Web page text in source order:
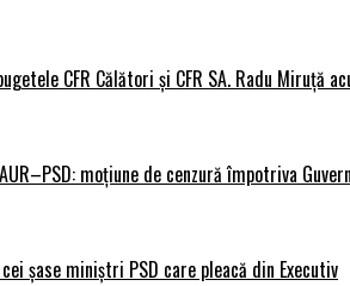
CFR Călători și CFR SA. Radu Miruță
moțiune de cenzură împotriva
șase miniștri PSD care pleacă din Executiv